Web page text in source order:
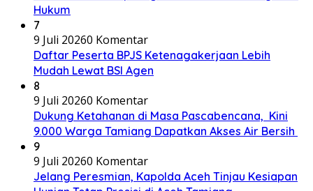
Hukum
7
9 Juli 20260 Komentar
Daftar Peserta BPJS Ketenagakerjaan Lebih
Mudah Lewat BSI Agen
8
9 Juli 20260 Komentar
Dukung Ketahanan di Masa Pascabencana, Kini
9.000 Warga Tamiang Dapatkan Akses Air Bersih
9
9 Juli 20260 Komentar
Jelang Peresmian, Kapolda Aceh Tinjau Kesiapan